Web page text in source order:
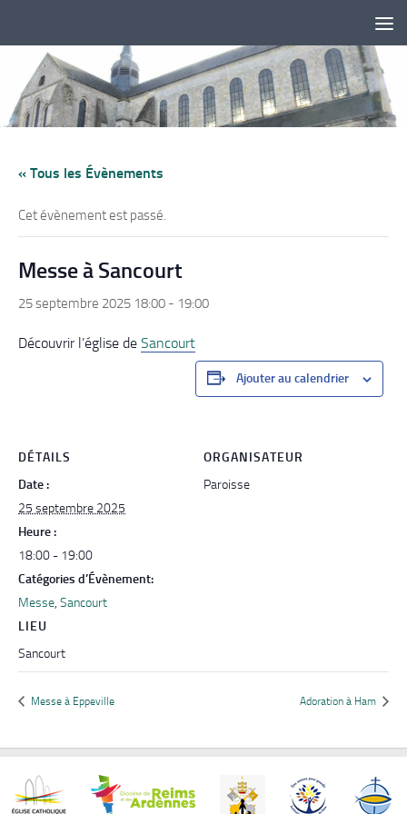
« Tous les Évènements
Cet évènement est passé.
Messe à Sancourt
25 septembre 2025 18:00 - 19:00
Découvrir l’église de Sancourt
Ajouter au calendrier
DÉTAILS
Date :
25 septembre 2025
Heure :
18:00 - 19:00
Catégories d’Évènement:
Messe, Sancourt
LIEU
Sancourt
ORGANISATEUR
Paroisse
Messe à Eppeville Adoration à Ham